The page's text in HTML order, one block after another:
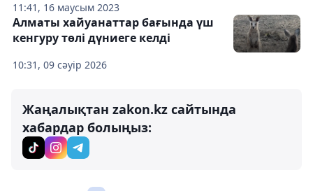
11:41, 16 маусым 2023
10:31, 09 сәуір 2026
Алматы хайуанаттар бағында үш
кенгуру төлі дүниеге келді
Жаңалықтан zakon.kz сайтында
хабардар болыңыз: